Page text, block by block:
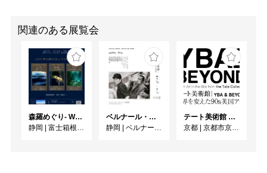
関連のある展覧会
森羅めぐり- Wandering in Shinra -
静岡 | 富士箱根カントリークラブ
ベルナール・ビュフェと写真 ーカメラがとらえたビュフェとその時代、そして21 世紀へ
静岡 | ベルナール・ビュフェ美術館
テート美術館 ― YBA & BEYOND 世界を変えた90s英国アート
京都 | 京都市京セラ美術館